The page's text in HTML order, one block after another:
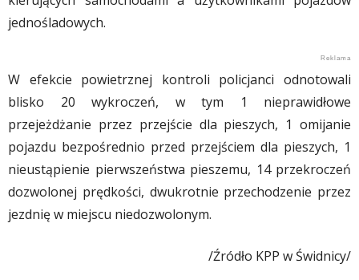
jednośladowych.
W efekcie powietrznej kontroli policjanci odnotowali
blisko 20 wykroczeń, w tym 1 nieprawidłowe
przejeżdżanie przez przejście dla pieszych, 1 omijanie
pojazdu bezpośrednio przed przejściem dla pieszych, 1
nieustąpienie pierwszeństwa pieszemu, 14 przekroczeń
dozwolonej prędkości, dwukrotnie przechodzenie przez
jezdnię w miejscu niedozwolonym.
/Źródło KPP w Świdnicy/